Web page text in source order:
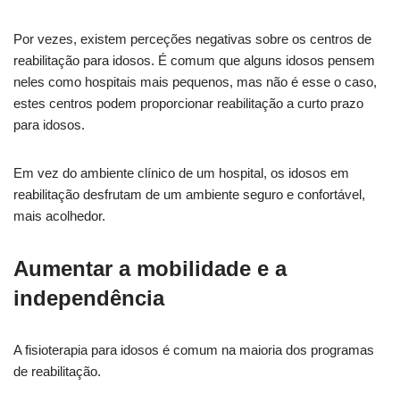
Por vezes, existem perceções negativas sobre os centros de
reabilitação para idosos. É comum que alguns idosos pensem
neles como hospitais mais pequenos, mas não é esse o caso,
estes centros podem proporcionar reabilitação a curto prazo
para idosos.
Em vez do ambiente clínico de um hospital, os idosos em
reabilitação desfrutam de um ambiente seguro e confortável,
mais acolhedor.
Aumentar a mobilidade e a
independência
A fisioterapia para idosos é comum na maioria dos programas
de reabilitação.